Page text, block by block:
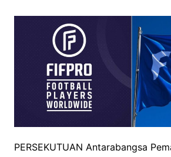
PERSEKUTUAN Antarabangsa